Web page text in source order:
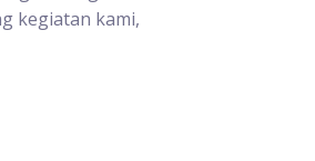
kegiatan kami,